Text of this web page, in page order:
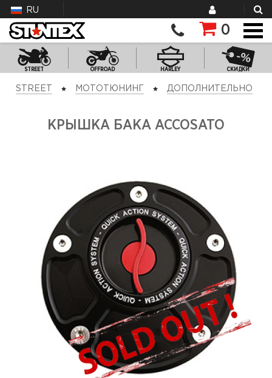
RU
0
STREET OFFROAD HARLEY СКИДКИ
STREET МОТОТЮНИНГ ДОПОЛНИТЕЛЬНО
КРЫШКА БАКА ACCOSATO